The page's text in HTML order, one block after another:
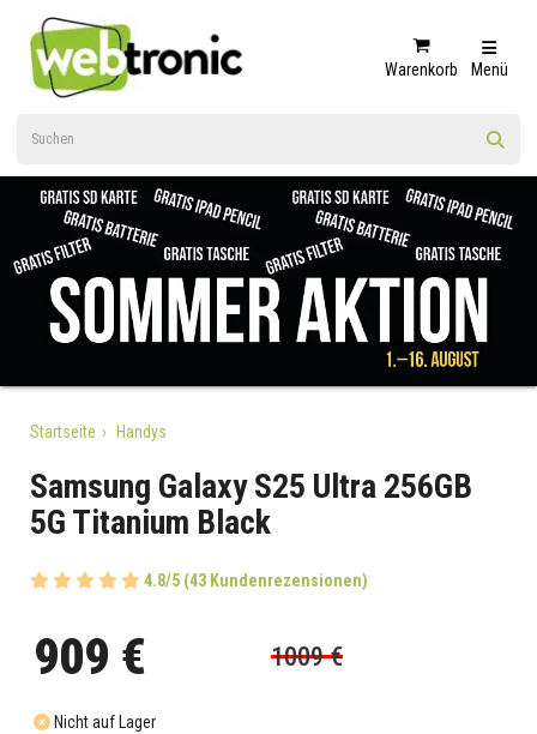
Warenkorb Menü
Startseite Handys
Samsung Galaxy S25 Ultra 256GB
5G Titanium Black
4.8/5 (43 Kundenrezensionen)
909 € 1009 €
Nicht auf Lager